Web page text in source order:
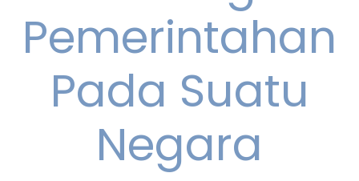
Pemerintahan
Pada Suatu
Negara